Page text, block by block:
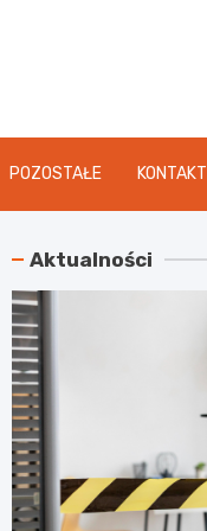
POZOSTAŁE KONTAKT
Aktualności